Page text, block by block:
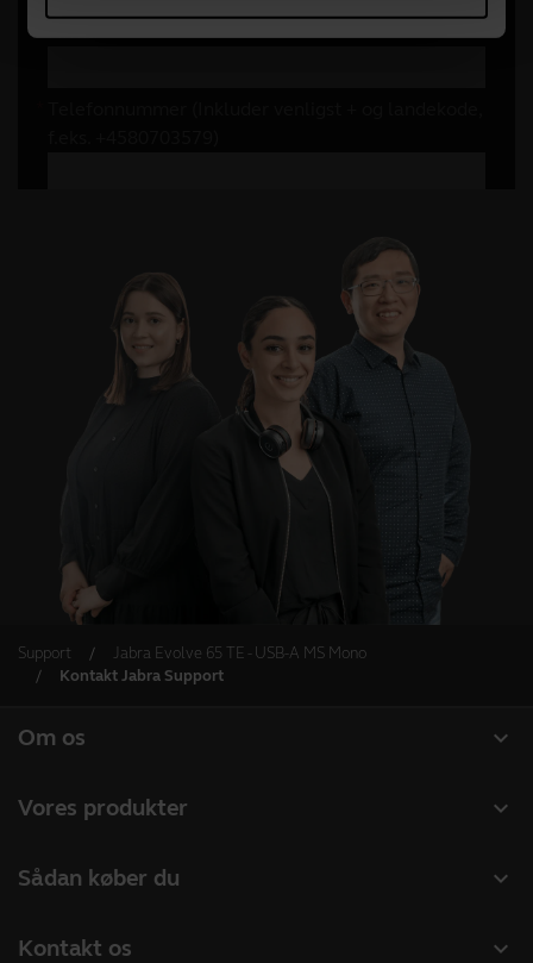
Support
Jabra Evolve 65 TE - USB-A MS Mono
Kontakt Jabra Support
expand_more
Om os
Bæredygtighed
expand_more
Vores produkter
Konferencekameraer
expand_more
Sådan køber du
expand_more
Kontakt os